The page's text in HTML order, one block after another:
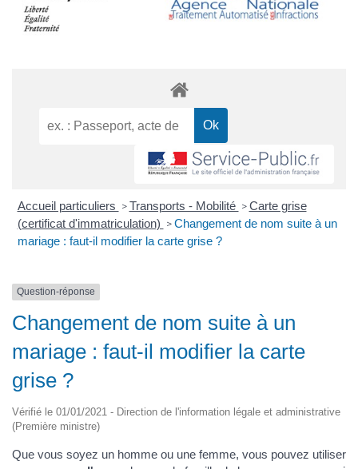
Accueil particuliers > Transports - Mobilité > Carte grise
(certificat d'immatriculation) > Changement de nom suite à un
mariage : faut-il modifier la carte grise ?
Question-réponse
Changement de nom suite à un
mariage : faut-il modifier la carte
grise ?
Vérifié le 01/01/2021 - Direction de l'information légale et administrative
(Première ministre)
Que vous soyez un homme ou une femme, vous pouvez utiliser